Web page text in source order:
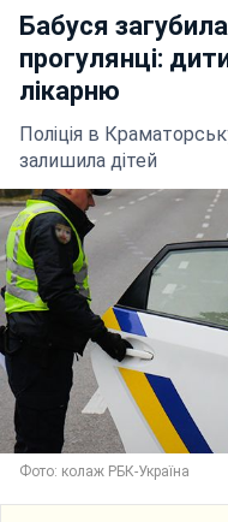
Бабуся
прогулянці:
лікарню
Поліція в
залишила дітей
Фото: колаж РБК-Україна